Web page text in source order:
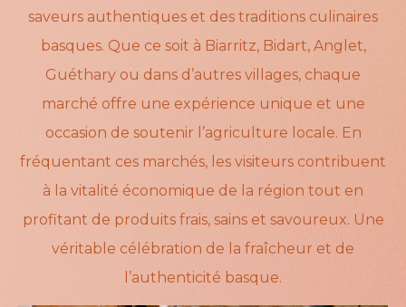
saveurs authentiques et des traditions culinaires
basques. Que ce soit à Biarritz, Bidart, Anglet,
Guéthary ou dans d’autres villages, chaque
marché offre une expérience unique et une
occasion de soutenir l’agriculture locale. En
fréquentant ces marchés, les visiteurs contribuent
à la vitalité économique de la région tout en
profitant de produits frais, sains et savoureux. Une
véritable célébration de la fraîcheur et de
l’authenticité basque.